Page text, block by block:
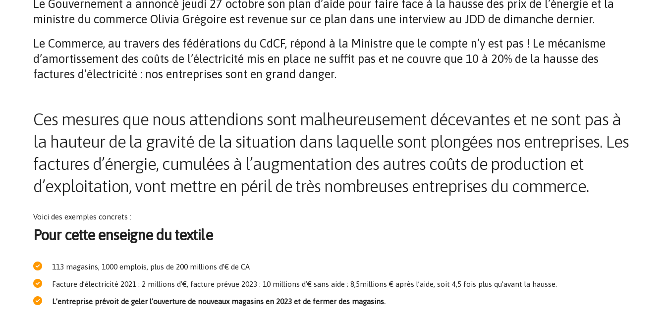
Le Gouvernement a annoncé jeudi 27 octobre son plan d’aide pour faire face à la hausse des prix de l’énergie et la
ministre du commerce Olivia Grégoire est revenue sur ce plan dans une interview au JDD de dimanche dernier.
Le Commerce, au travers des fédérations du CdCF, répond à la Ministre que le compte n’y est pas ! Le mécanisme
d’amortissement des coûts de l’électricité mis en place ne suffit pas et ne couvre que 10 à 20% de la hausse des
factures d’électricité : nos entreprises sont en grand danger.
Ces mesures que nous attendions sont malheureusement décevantes et ne sont pas à
la hauteur de la gravité de la situation dans laquelle sont plongées nos entreprises. Les
factures d’énergie, cumulées à l’augmentation des autres coûts de production et
d’exploitation, vont mettre en péril de très nombreuses entreprises du commerce.
Voici des exemples concrets :
Pour cette enseigne du textile
113 magasins, 1000 emplois, plus de 200 millions d’€ de CA
Facture d’électricité 2021 : 2 millions d’€, facture prévue 2023 : 10 millions d’€ sans aide ; 8,5millions € après l’aide, soit 4,5 fois plus qu’avant la hausse.
L’entreprise prévoit de geler l’ouverture de nouveaux magasins en 2023 et de fermer des magasins.